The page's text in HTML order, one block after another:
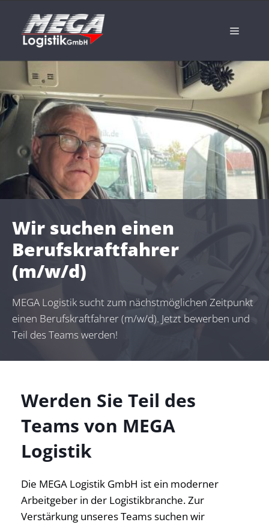
Inhalt
springen
Menü
Wir suchen einen
Berufskraftfahrer
(m/w/d)
MEGA Logistik sucht zum nächstmöglichen Zeitpunkt
einen Berufskraftfahrer (m/w/d). Jetzt bewerben und
Teil des Teams werden!
Werden Sie Teil des
Teams von MEGA
Logistik
Die MEGA Logistik GmbH ist ein moderner
Arbeitgeber in der Logistikbranche. Zur
Verstärkung unseres Teams suchen wir